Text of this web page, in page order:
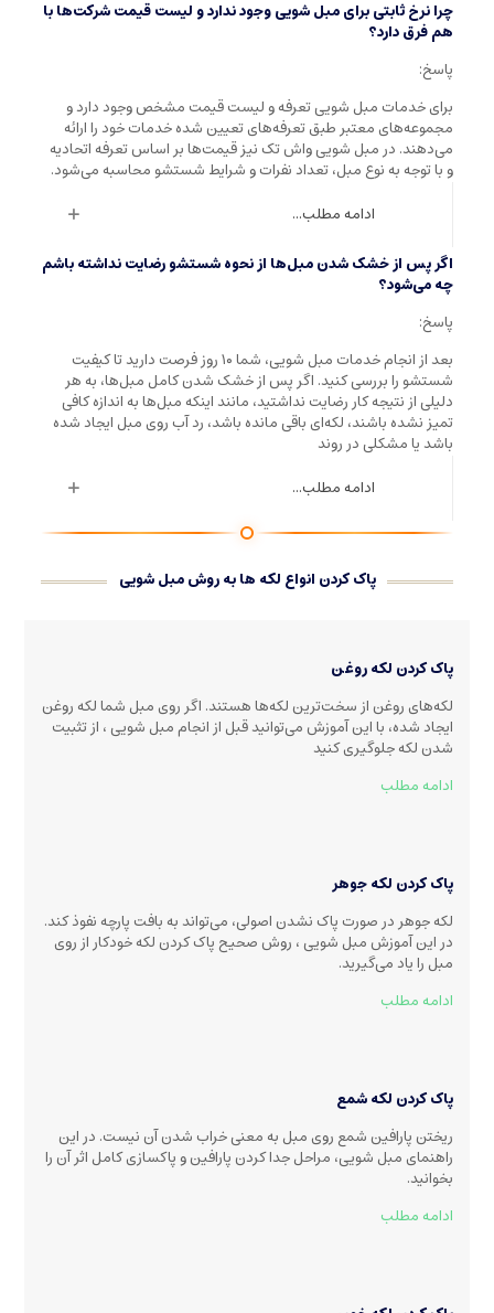
چرا نرخ ثابتی برای مبل شویی وجود ندارد و لیست قیمت شرکت‌ها با
هم فرق دارد؟
پاسخ:
برای خدمات مبل شویی تعرفه و لیست قیمت مشخص وجود دارد و
مجموعه‌های معتبر طبق تعرفه‌های تعیین شده خدمات خود را ارائه
می‌دهند. در مبل شویی واش تک نیز قیمت‌ها بر اساس تعرفه اتحادیه
و با توجه به نوع مبل، تعداد نفرات و شرایط شستشو محاسبه می‌شود.
ادامه مطلب...
اگر پس از خشک شدن مبل‌ها از نحوه شستشو رضایت نداشته باشم
چه می‌شود؟
پاسخ:
بعد از انجام خدمات مبل شویی، شما ۱۰ روز فرصت دارید تا کیفیت
شستشو را بررسی کنید. اگر پس از خشک شدن کامل مبل‌ها، به هر
دلیلی از نتیجه کار رضایت نداشتید، مانند اینکه مبل‌ها به اندازه کافی
تمیز نشده باشند، لکه‌ای باقی مانده باشد، رد آب روی مبل ایجاد شده
باشد یا مشکلی در روند
ادامه مطلب...
پاک کردن انواع لکه ها به روش مبل شویی
پاک کردن لکه روغن
لکه‌های روغن از سخت‌ترین لکه‌ها هستند. اگر روی مبل شما لکه روغن
ایجاد شده، با این آموزش می‌توانید قبل از انجام مبل شویی ، از تثبیت
شدن لکه جلوگیری کنید
ادامه مطلب
پاک کردن لکه جوهر
لکه جوهر در صورت پاک نشدن اصولی، می‌تواند به بافت پارچه نفوذ کند.
در این آموزش مبل شویی ، روش صحیح پاک کردن لکه خودکار از روی
مبل را یاد می‌گیرید.
ادامه مطلب
پاک کردن لکه شمع
ریختن پارافین شمع روی مبل به معنی خراب شدن آن نیست. در این
راهنمای مبل شویی، مراحل جدا کردن پارافین و پاکسازی کامل اثر آن را
بخوانید.
ادامه مطلب